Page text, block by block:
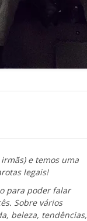
e temos uma
legais!
para poder falar
Sobre vários
beleza, tendências,